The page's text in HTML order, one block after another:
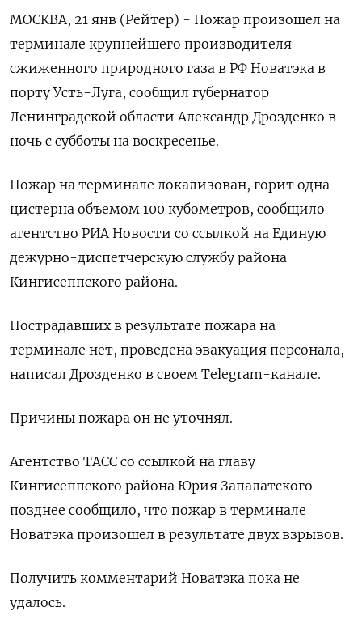
МОСКВА, 21 янв (Рейтер) - Пожар произошел на
терминале крупнейшего производителя
сжиженного природного газа в РФ Новатэка в
порту Усть-Луга, сообщил губернатор
Ленинградской области Александр Дрозденко в
ночь с субботы на воскресенье.
Пожар на терминале локализован, горит одна
цистерна объемом 100 кубометров, сообщило
агентство РИА Новости со ссылкой на Единую
дежурно-диспетчерскую службу района
Кингисеппского района.
Пострадавших в результате пожара на
терминале нет, проведена эвакуация персонала,
написал Дрозденко в своем Telegram-канале.
Причины пожара он не уточнял.
Агентство ТАСС со ссылкой на главу
Кингисеппского района Юрия Запалатского
позднее сообщило, что пожар в терминале
Новатэка произошел в результате двух взрывов.
Получить комментарий Новатэка пока не
удалось.